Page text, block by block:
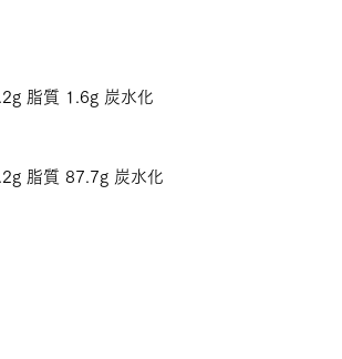
脂質 1.6g 炭水化
脂質 87.7g 炭水化